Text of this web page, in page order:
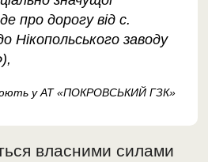
про дорогу від с.
Нікопольського заводу
у АТ «ПОКРОВСЬКИЙ ГЗК»
власними силами